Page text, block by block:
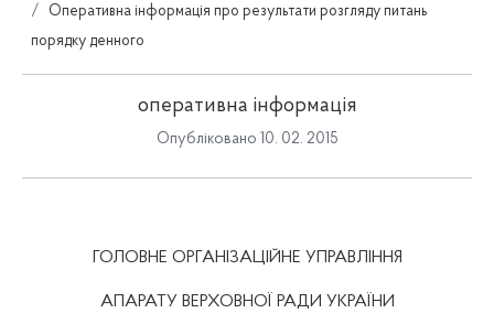
Оперативна інформація про результати розгляду питань
порядку денного
оперативна інформація
Опубліковано 10. 02. 2015
ГОЛОВНЕ ОРГАНІЗАЦІЙНЕ УПРАВЛІННЯ
АПАРАТУ ВЕРХОВНОЇ РАДИ УКРАЇНИ